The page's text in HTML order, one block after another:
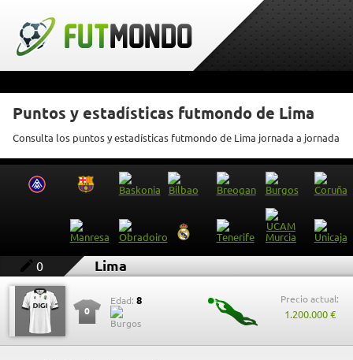
Puntos y estadísticas futmondo de Lima
Consulta los puntos y estadísticas futmondo de Lima jornada a jornada
0 Lima
0
Edad: 8 Precio actual:
1.200.000 €